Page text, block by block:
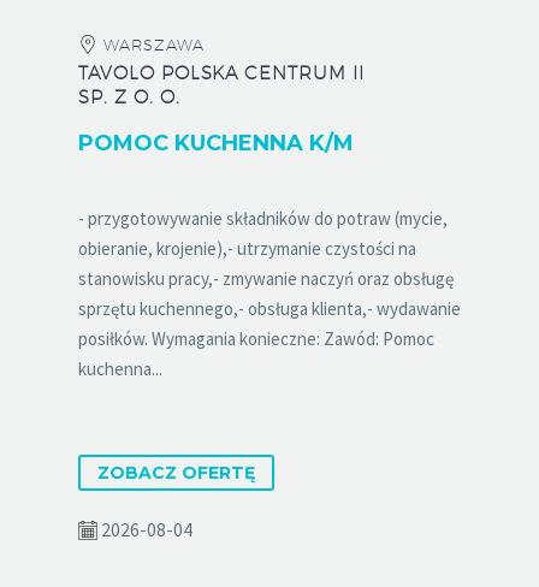
WARSZAWA
TAVOLO POLSKA CENTRUM II
SP. Z O. O.
POMOC KUCHENNA K/M
- przygotowywanie składników do potraw (mycie,
obieranie, krojenie),- utrzymanie czystości na
stanowisku pracy,- zmywanie naczyń oraz obsługę
sprzętu kuchennego,- obsługa klienta,- wydawanie
posiłków. Wymagania konieczne: Zawód: Pomoc
kuchenna...
ZOBACZ OFERTĘ
2026-08-04